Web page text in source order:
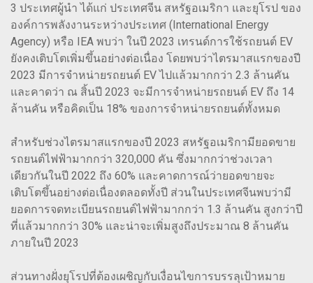
3 ประเทศผู้นำ ได้แก่ ประเทศจีน สหรัฐอเมริกา และยุโรป ของ
องค์การพลังงานระหว่างประเทศ (International Energy
Agency) หรือ IEA พบว่า ในปี 2023 เทรนด์การใช้รถยนต์ EV
ยังคงเติบโตเพิ่มขึ้นอย่างต่อเนื่อง โดยพบว่าไตรมาสแรกของปี
2023 มีการจำหน่ายรถยนต์ EV ไปแล้วมากกว่า 2.3 ล้านคัน
และคาดว่า ณ สิ้นปี 2023 จะมีการจำหน่ายรถยนต์ EV ถึง 14
ล้านคัน หรือคิดเป็น 18% ของการจำหน่ายรถยนต์ทั้งหมด
สำหรับช่วงไตรมาสแรกของปี 2023 สหรัฐอเมริกามียอดขาย
รถยนต์ไฟฟ้ามากกว่า 320,000 คัน ซึ่งมากกว่าช่วงเวลา
เดียวกันในปี 2022 ถึง 60% และคาดการณ์ว่ายอดขายจะ
เติบโตขึ้นอย่างต่อเนื่องตลอดทั้งปี ส่วนในประเทศจีนพบว่ามี
ยอดการจดทะเบียนรถยนต์ไฟฟ้ามากกว่า 1.3 ล้านคัน สูงกว่าปี
ที่แล้วมากกว่า 30% และน่าจะเพิ่มสูงถึงประมาณ 8 ล้านคัน
ภายในปี 2023
ส่วนทางฝั่งยุโรปที่ต้องเผชิญกับเงื่อนไขการบรรลุเป้าหมาย